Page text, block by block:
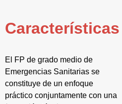
Características
El FP de grado medio de
Emergencias Sanitarias se
constituye de un enfoque
práctico conjuntamente con una